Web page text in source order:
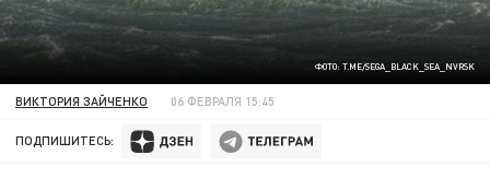
ФОТО: T.ME/SEGA_BLACK_SEA_NVRSK
ВИКТОРИЯ ЗАЙЧЕНКО 06 ФЕВРАЛЯ 15:45
ПОДПИШИТЕСЬ: